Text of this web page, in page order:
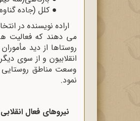
● کلل (جاده
اراده نویسنده در
می دهند که فعالیت
روستاها از دید
انقلابیون و از سوی
وسعت مناطق روستایی
نمود.
نیروهای فعال انقلابی